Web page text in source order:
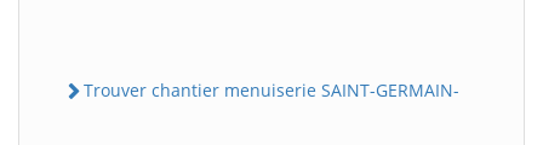
Trouver chantier menuiserie SAINT-GERMAIN-